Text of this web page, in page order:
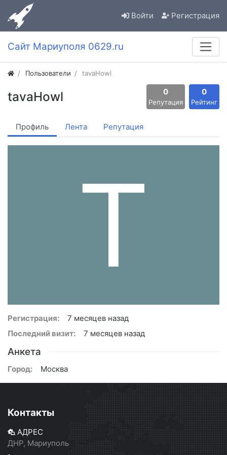
Войти Регистрация
Сайт Мариуполя 0629.ru
Пользователи tavaHowl
tavaHowl 0
Репутация
0
Рейтинг
Профиль Лента Репутация
T
Регистрация:
7 месяцев назад
Последний визит:
7 месяцев назад
Анкета
Город: Москва
Контакты
АДРЕС
ДНР, Мариуполь